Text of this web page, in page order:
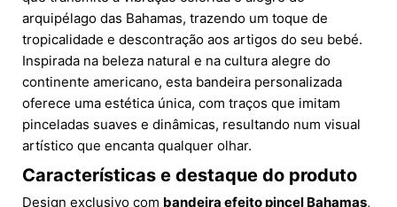
arquipélago das Bahamas, trazendo um toque de
tropicalidade e descontração aos artigos do seu bebé.
Inspirada na beleza natural e na cultura alegre do
continente americano, esta bandeira personalizada
oferece uma estética única, com traços que imitam
pinceladas suaves e dinâmicas, resultando num visual
artístico que encanta qualquer olhar.
Características e destaque do produto
Design exclusivo com bandeira efeito pincel Bahamas,